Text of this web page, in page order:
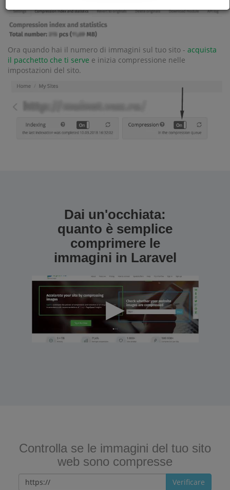
Ora quando hai il numero di immagini sul tuo sito - acquista
il pacchetto che ti serve e inizia compressione nelle
impostazioni del sito.
Dai un'occhiata:
quanto è semplice
comprimere le
immagini in Laravel
Controlla se le immagini del tuo sito
web sono compresse
Verificare